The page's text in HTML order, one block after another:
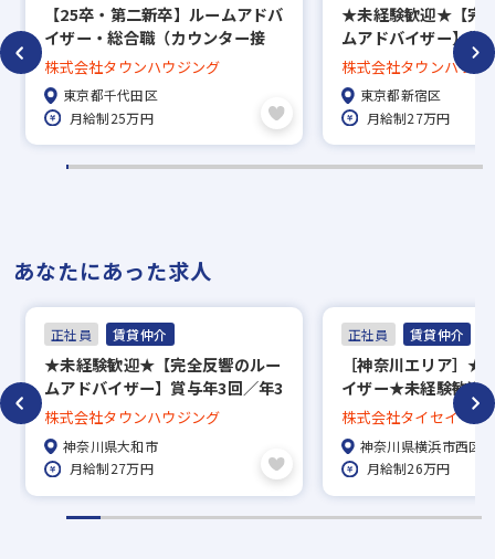
【25卒・第二新卒】ルームアドバ
イザー・総合職（カウンター接
客）賞与年3回／直営140店舗の
老舗安定企業
株式会社タウンハウジング
東京都千代田区
月給制25万円
★未経験歓迎★【完
ムアドバイザー】賞
回長期休暇あり／約
中から好きな物件に
度、家賃補助50％／
で地域密着！
株式会社タウンハウジ
東京都新宿区
月給制27万円
あなたにあった求人
正社員 賃貸仲介
★未経験歓迎★【完全反響のルー
ムアドバイザー】賞与年3回／年3
回長期休暇あり／約5万7000件の
中から好きな物件に住める社宅制
度、家賃補助50％／直営139店舗
で地域密着！
株式会社タウンハウジング
神奈川県大和市
月給制27万円
正社員 賃貸仲介
［神奈川エリア］★
イザー★未経験歓迎
営業／インセンティ
回あり！／年間休日
率90％超！
株式会社タイセイ・ハ
神奈川県横浜市西区
月給制26万円